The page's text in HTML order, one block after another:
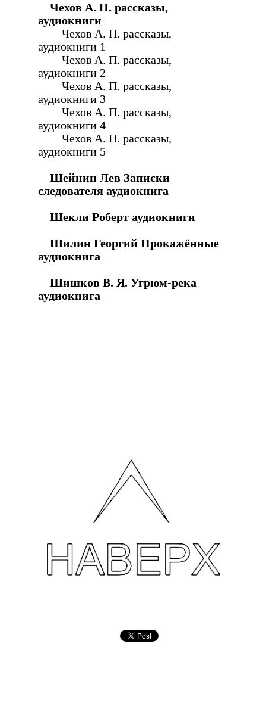
Чехов А. П. рассказы,
аудиокниги
Чехов А. П. рассказы,
аудиокниги 1
Чехов А. П. рассказы,
аудиокниги 2
Чехов А. П. рассказы,
аудиокниги 3
Чехов А. П. рассказы,
аудиокниги 4
Чехов А. П. рассказы,
аудиокниги 5
Шейнин Лев Записки
следователя аудиокнига
Шекли Роберт аудиокниги
Шилин Георгий Прокажённые
аудиокнига
Шишков В. Я. Угрюм-река
аудиокнига